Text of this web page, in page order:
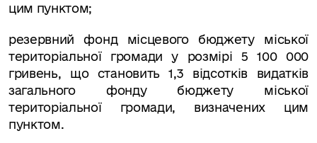
цим пунктом;
резервний фонд місцевого бюджетуміської
територіальної громади у розмірі 5 100 000
гривень, що становить 1,3 відсотків видатків
загального фонду бюджету міської
територіальної громади, визначених цим
пунктом.